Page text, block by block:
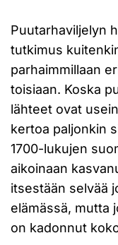
Puutarhaviljelyn
tutkimus
parhaimmillaan
toisiaan. Koska
lähteet ovat
kertoa paljonkin
1700-lukujen
aikoinaan
itsestään selvää
elämässä, mutta
on kadonnut